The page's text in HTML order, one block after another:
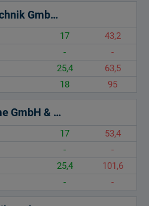
HolTech Antriebstechnik GmbH & Co. KG
17
43,2
-
-
25,4
63,5
18 95
iwis antriebssysteme GmbH & Co. KG
17
53,4
-
-
25,4
101,6
- -